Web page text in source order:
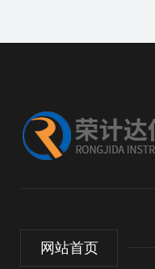
网站首页